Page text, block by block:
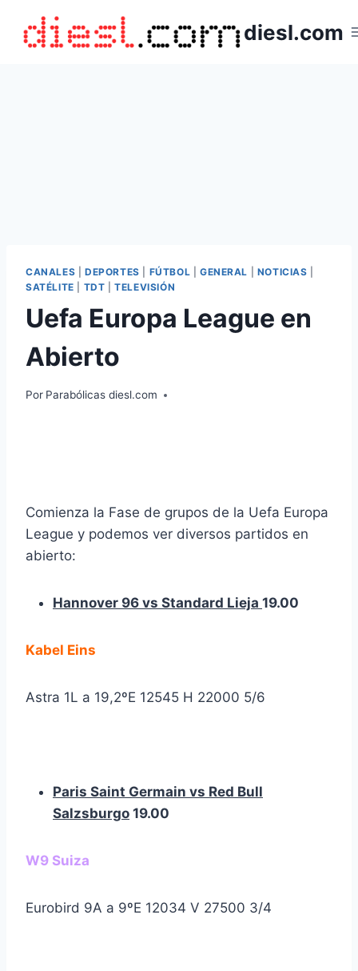
contenido
diesl.com
CANALES DEPORTES FÚTBOL GENERAL NOTICIAS
SATÉLITE
TDT |TELEVISIÓN
Uefa Europa League en
Abierto
Por Parabólicas diesl.com
Comienza la Fase de grupos de la Uefa Europa
League y podemos ver diversos partidos en
abierto:
Hannover 96 vs Standard Lieja 19.00
Kabel Eins
Astra 1L a 19,2ºE 12545 H 22000 5/6
Paris Saint Germain vs Red Bull
Salzsburgo 19.00
W9 Suiza
Eurobird 9A a 9ºE 12034 V 27500 3/4